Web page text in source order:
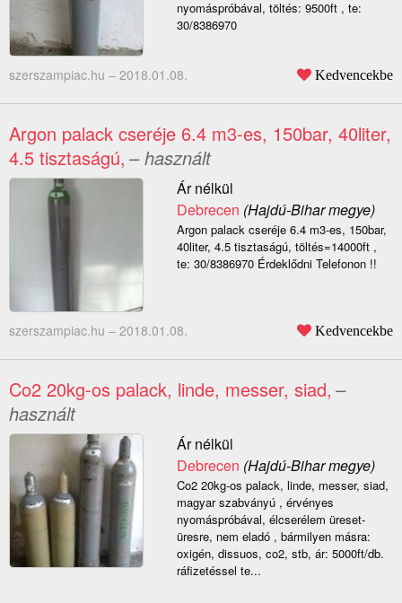
nyomáspróbával, töltés: 9500ft , te:
30/8386970
szerszampiac.hu – 2018.01.08. Kedvencekbe
Argon palack cseréje 6.4 m3-es, 150bar, 40liter,
4.5 tisztaságú, – használt
Ár nélkül
Debrecen (Hajdú-Bihar megye)
Argon palack cseréje 6.4 m3-es, 150bar,
40liter, 4.5 tisztaságú, töltés=14000ft ,
te: 30/8386970 Érdeklődni Telefonon !!
szerszampiac.hu – 2018.01.08. Kedvencekbe
Co2 20kg-os palack, linde, messer, siad, –
használt
Ár nélkül
Debrecen (Hajdú-Bihar megye)
Co2 20kg-os palack, linde, messer, siad,
magyar szabványú , érvényes
nyomáspróbával, élcserélem üreset-
üresre, nem eladó , bármilyen másra:
oxigén, dissuos, co2, stb, ár: 5000ft/db.
ráfizetéssel te...